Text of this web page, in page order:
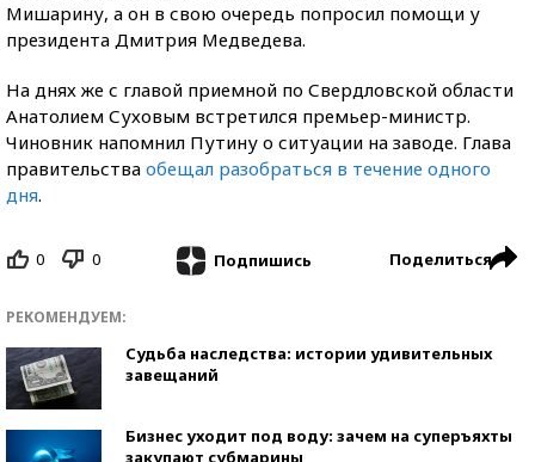
Мишарину, а он в свою очередь попросил помощи у
президента Дмитрия Медведева.
На днях же с главой приемной по Свердловской области
Анатолием Суховым встретился премьер-министр.
Чиновник напомнил Путину о ситуации на заводе. Глава
правительства обещал разобраться в течение одного
дня.
0 0 Подпишись Поделиться
РЕКОМЕНДУЕМ:
Судьба наследства: истории удивительных
завещаний
Бизнес уходит под воду: зачем на суперъяхты
закупают субмарины